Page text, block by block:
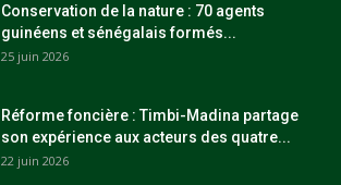
Conservation de la nature : 70 agents
guinéens et sénégalais formés...
25 juin 2026
Réforme foncière : Timbi-Madina partage
son expérience aux acteurs des quatre...
22 juin 2026